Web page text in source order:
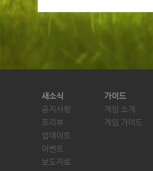
새소식
공지사항
프리뷰
업데이트
이벤트
보도자료
가이드
게임 소개
게임 가이드